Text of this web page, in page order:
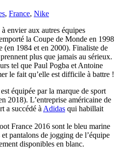
, France, Nike
envier aux autres équipes
la Coupe de Monde en 1998
(en 1984 et en 2000). Finaliste de
plus que jamais au sérieux.
tel que Paul Pogba et Antoine
le fait qu’elle est difficile à battre !
équipée par la marque de sport
2018). L’entreprise américaine de
a succédé à Adidas qui habillait
France 2016 sont le bleu marine
pantalons de jogging de l’équipe
disponibles en blanc.